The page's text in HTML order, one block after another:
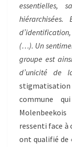
essentielles,
(…). Un
groupe est
d’unicité de
commune
ressenti face à
ont qualifié de